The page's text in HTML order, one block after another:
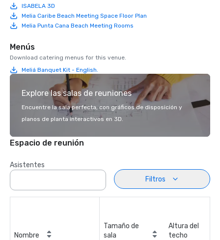
ISABELA 3D
Melia Caribe Beach Meeting Space Floor Plan
Melia Punta Cana Beach Meeting Rooms
Menús
Download catering menus for this venue.
Meliá Banquet Kit - English.
Explore las salas de reuniones
Encuentre la sala perfecta, con gráficos de disposición y
planos de planta interactivos en 3D.
Espacio de reunión
Asistentes
Filtros
Nombre
Tamaño de
sala
Altura del
techo